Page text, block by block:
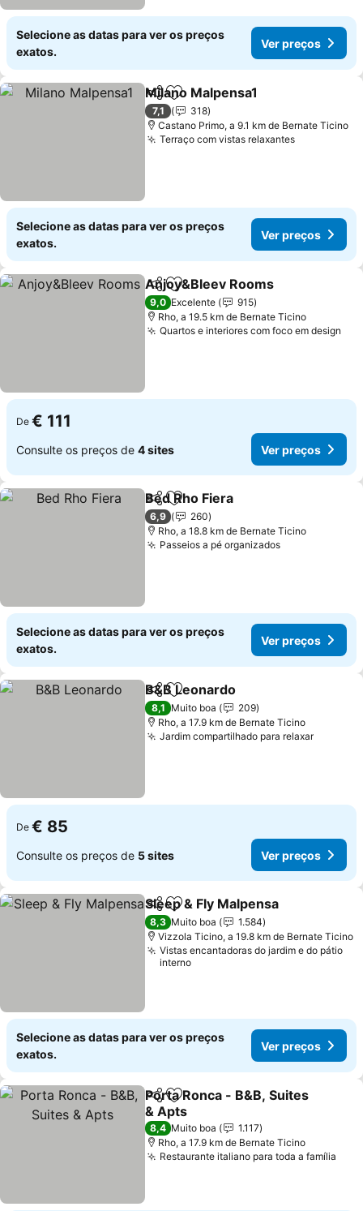
Selecione as datas para ver os preços
exatos.
Ver preços
PartilharAdicionar aos favoritos
Milano Malpensa1
7,1
318
Castano Primo, a 9.1 km de Bernate Ticino
Terraço com vistas relaxantes
Selecione as datas para ver os preços
exatos.
Ver preços
PartilharAdicionar aos favoritos
Anjoy&Bleev Rooms
9,0 Excelente
915
Rho, a 19.5 km de Bernate Ticino
Quartos e interiores com foco em design
De € 111
Consulte os preços de 4 sites Ver preços
PartilharAdicionar aos favoritos
Bed Rho Fiera
6,9
260
Rho, a 18.8 km de Bernate Ticino
Passeios a pé organizados
Selecione as datas para ver os preços
exatos.
Ver preços
PartilharAdicionar aos favoritos
B&B Leonardo
8,1 Muito boa
209
Rho, a 17.9 km de Bernate Ticino
Jardim compartilhado para relaxar
De € 85
Consulte os preços de 5 sites Ver preços
PartilharAdicionar aos favoritos
Sleep & Fly Malpensa
8,3 Muito boa
1.584
Vizzola Ticino, a 19.8 km de Bernate Ticino
Vistas encantadoras do jardim e do pátio
interno
Selecione as datas para ver os preços
exatos.
Ver preços
PartilharAdicionar aos favoritos
Porta Ronca - B&B, Suites
& Apts
8,4 Muito boa
1.117
Rho, a 17.9 km de Bernate Ticino
Restaurante italiano para toda a família